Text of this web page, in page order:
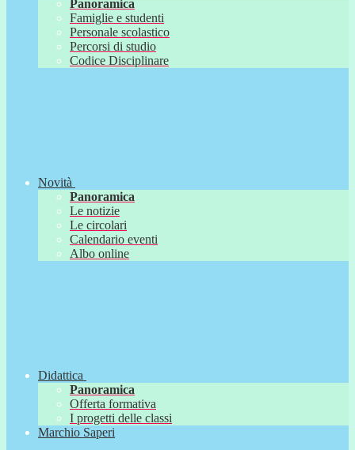
Panoramica
Famiglie e studenti
Personale scolastico
Percorsi di studio
Codice Disciplinare
Novità
Panoramica
Le notizie
Le circolari
Calendario eventi
Albo online
Didattica
Panoramica
Offerta formativa
I progetti delle classi
Marchio Saperi